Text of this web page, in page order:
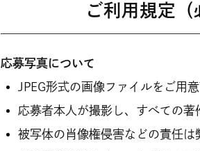
ご利用規定（
応募写真について
JPEG形式の画像ファイルをご用意
応募者本人が撮影し、すべての著
被写体の肖像権侵害などの責任は